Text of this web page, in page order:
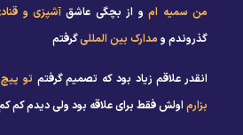
من سمیه امو از بچگی عاشق آشپزی و
گذروندم و مدارک بین المللیگرفتم
انقدر علاقم زیاد بود که تصمیم گرفتم تو پیچ
بزارم اولش فقط برای علاقه بود ولی دیدم کم